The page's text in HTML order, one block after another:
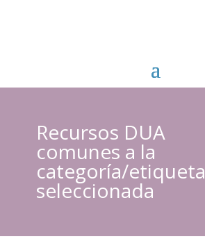
Recursos DUA
comunes a la
categoría/etiqueta
seleccionada